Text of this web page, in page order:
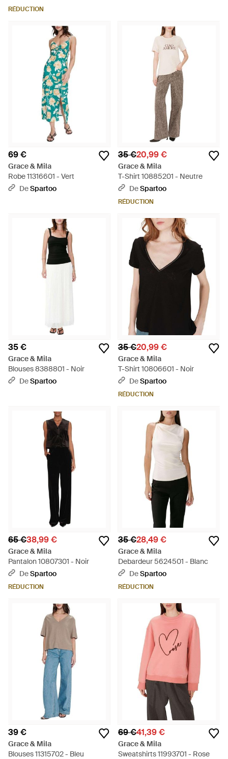
RÉDUCTION
69 €
Grace & Mila
Robe 11316601 - Vert
DeSpartoo
35 €20,99 €
Grace & Mila
T-Shirt 10885201 - Neutre
DeSpartoo
RÉDUCTION
35 €
Grace & Mila
Blouses 8388801 - Noir
DeSpartoo
35 €20,99 €
Grace & Mila
T-Shirt 10806601 - Noir
DeSpartoo
RÉDUCTION
65 €38,99 €
Grace & Mila
Pantalon 10807301 - Noir
DeSpartoo
RÉDUCTION
35 €28,49 €
Grace & Mila
Debardeur 5624501 - Blanc
DeSpartoo
RÉDUCTION
39 €
Grace & Mila
Blouses 11315702 - Bleu
69 €41,39 €
Grace & Mila
Sweatshirts 11993701 - Rose